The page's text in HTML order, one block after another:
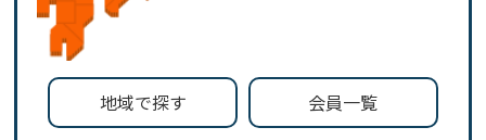
地域で探す 会員一覧